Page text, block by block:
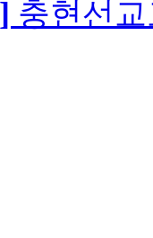
충현선